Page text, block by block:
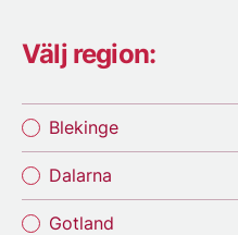
Välj region:
Blekinge
Dalarna
Gotland